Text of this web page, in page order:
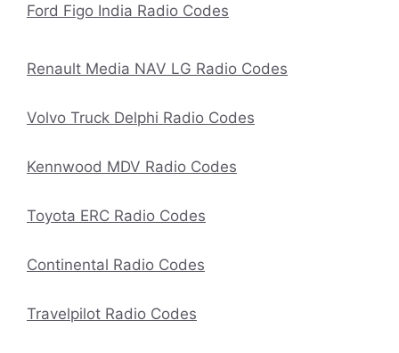
Ford Figo India Radio Codes
Renault Media NAV LG Radio Codes
Volvo Truck Delphi Radio Codes
Kennwood MDV Radio Codes
Toyota ERC Radio Codes
Continental Radio Codes
Travelpilot Radio Codes